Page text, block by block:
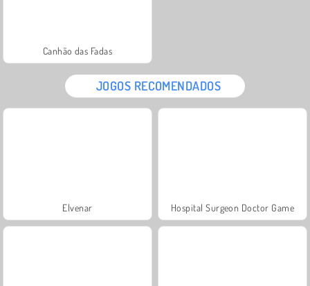
Canhão das Fadas
JOGOS RECOMENDADOS
Elvenar Hospital Surgeon Doctor Game